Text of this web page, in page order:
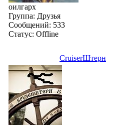
оилгарх
Группа: Друзья
Сообщений: 533
Статус: Offline
СruiserШтерн